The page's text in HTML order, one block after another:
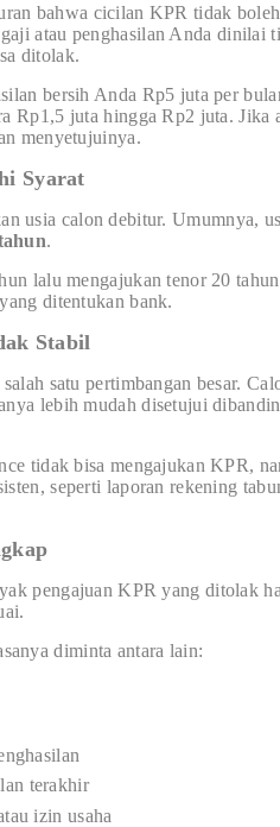
bahwa cicilan KPR tidak
atau penghasilan Anda dinilai
ditolak.
bersih Anda Rp5 juta per
Rp1,5 juta hingga Rp2 juta. Jika
menyetujuinya.
Syarat
usia calon debitur. Umumnya,
.
lalu mengajukan tenor 20
ditentukan bank.
Stabil
satu pertimbangan besar.
lebih mudah disetujui
tidak bisa mengajukan KPR,
seperti laporan rekening
pengajuan KPR yang ditolak
diminta antara lain:
terakhir
izin usaha